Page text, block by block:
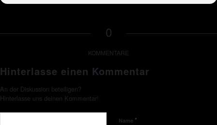
0
KOMMENTARE
Hinterlasse einen Kommentar
An der Diskussion beteiligen?
Hinterlasse uns deinen Kommentar!
Name *